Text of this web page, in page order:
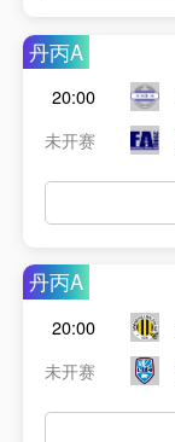
丹丙A
20:00
未开赛
丹丙A
20:00
未开赛